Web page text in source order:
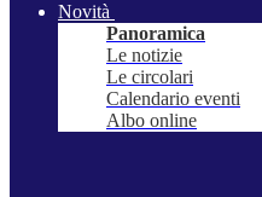
Novità
Panoramica
Le notizie
Le circolari
Calendario eventi
Albo online